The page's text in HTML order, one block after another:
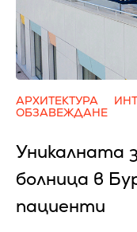
АРХИТЕКТУРА
ОБЗАВЕЖДАНЕ
Уникалната
болница в
пациенти